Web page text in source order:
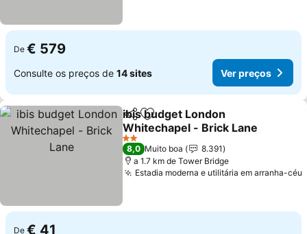
De € 579
Consulte os preços de 14 sites Ver preços
PartilharAdicionar aos favoritos
ibis budget London
Whitechapel - Brick Lane
Ver preços
2 Estrelas
8,0 Muito boa
8.391
a 1.7 km de Tower Bridge
Estadia moderna e utilitária em arranha-céu
De € 41